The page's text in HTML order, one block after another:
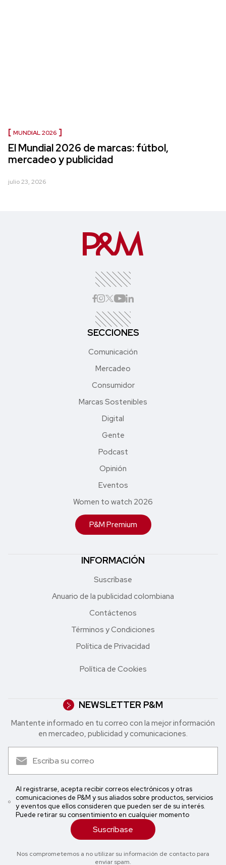
MUNDIAL 2026
El Mundial 2026 de marcas: fútbol,
mercadeo y publicidad
julio 23, 2026
SECCIONES
Comunicación
Mercadeo
Consumidor
Marcas Sostenibles
Digital
Gente
Podcast
Opinión
Eventos
Women to watch 2026
P&M Premium
INFORMACIÓN
Suscríbase
Anuario de la publicidad colombiana
Contáctenos
Términos y Condiciones
Política de Privacidad
Política de Cookies
NEWSLETTER P&M
Mantente informado en tu correo con la mejor in formación
en mercadeo, publicidad y comunicaciones.
Al registrarse, acepta recibir correos electrónicos y otras
comunicaciones de P&M y sus aliados sobre productos, servicios
y eventos que ellos consideren que pueden ser de su interés.
Puede retirar su consentimiento en cualquier momento
Suscríbase
Nos comprometemos a no utilizar su información de contacto para
enviar spam.